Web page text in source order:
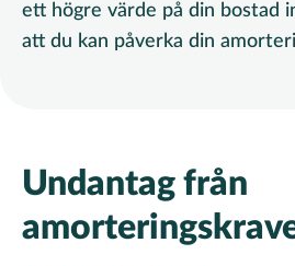
ett högre värde på din bostad
att du kan påverka din
Undantag från